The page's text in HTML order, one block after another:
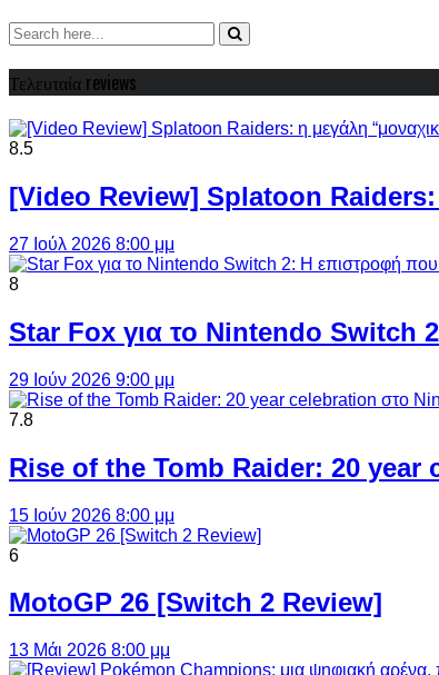
Τελευταία reviews
8.5
[Video Review] Splatoon Raiders:
27 Ιούλ 2026 8:00 μμ
8
Star Fox για το Nintendo Switch
29 Ιούν 2026 9:00 μμ
7.8
Rise of the Tomb Raider: 20
15 Ιούν 2026 8:00 μμ
6
MotoGP 26 [Switch 2 Review]
13 Μάι 2026 8:00 μμ